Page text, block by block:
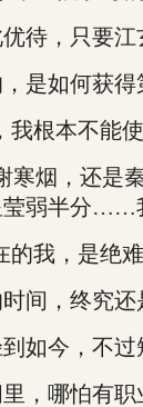
，只要江
如何获得
根本不能使
烟，还是秦
莹弱半分……
我，是绝难
，终究还
今，不过
哪怕有职